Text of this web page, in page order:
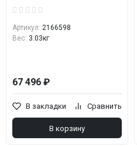
Артикул: 2166598
Вес: 3.03кг
67 496 ₽
В закладки Сравнить
В корзину